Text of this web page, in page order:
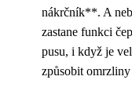
nákrčník**. A
zastane funkci
pusu, i když je
způsobit